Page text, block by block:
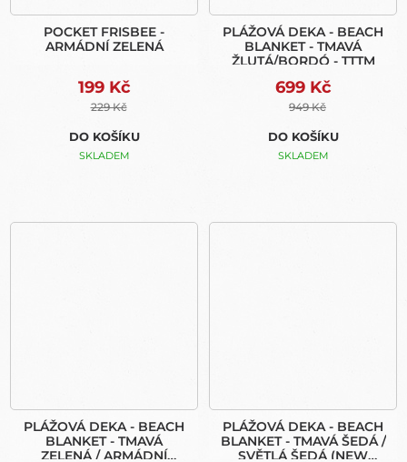
POCKET FRISBEE -
ARMÁDNÍ ZELENÁ
199 Kč
229 Kč
DO KOŠÍKU
SKLADEM
PLÁŽOVÁ DEKA - BEACH
BLANKET - TMAVÁ
ŽLUTÁ/BORDÓ - TTTM
699 Kč
949 Kč
DO KOŠÍKU
SKLADEM
PLÁŽOVÁ DEKA - BEACH
BLANKET - TMAVÁ
ZELENÁ / ARMÁDNÍ
PLÁŽOVÁ DEKA - BEACH
BLANKET - TMAVÁ ŠEDÁ /
SVĚTLÁ ŠEDÁ (NEW